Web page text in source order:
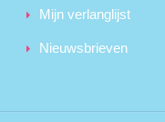
Mijn verlanglijst
Nieuwsbrieven